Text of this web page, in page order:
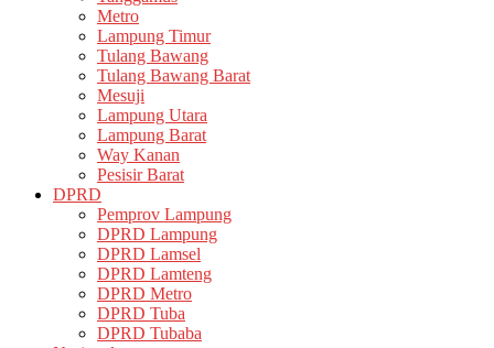
Metro
Lampung Timur
Tulang Bawang
Tulang Bawang Barat
Mesuji
Lampung Utara
Lampung Barat
Way Kanan
Pesisir Barat
DPRD
Pemprov Lampung
DPRD Lampung
DPRD Lamsel
DPRD Lamteng
DPRD Metro
DPRD Tuba
DPRD Tubaba